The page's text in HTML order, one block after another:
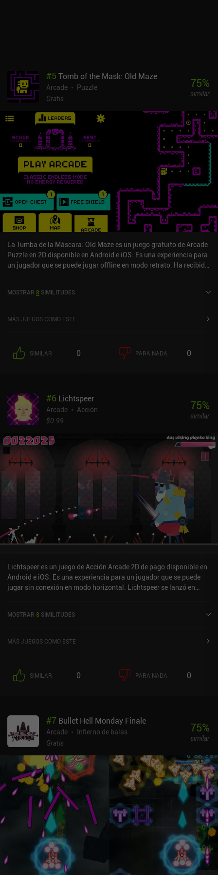
Heroes: Survivors se monetiza mediante anuncios incentivados
para conseguir oro extra, un iAP de 0,99 $ para eliminar los
anuncios y algunos otros para conseguir más oro. Por suerte, no
hay sistema de energía, ni recompensas por iniciar sesión, etc. Se
ciñe a lo básico, y lo hace bien.
#5 Tomb of the Mask: Old Maze
Arcade
Puzzle
Gratis
75%
similar
La Tumba de la Máscara: Old Maze es un juego gratuito de Arcade
Puzzle en 2D disponible en Android e iOS. Es una experiencia para
un jugador que se puede jugar offline en modo retrato. Ha recibido
valoración actual de 4,3 sobre 5,0 en Google Play y de 4,7 sobre 5,0
MOSTRAR 8 SIMILITUDES
MÁS JUEGOS COMO ESTE
SIMILAR 0 PARA NADA 0
#6 Lichtspeer
Arcade
Acción
$0.99
75%
similar
Lichtspeer es un juego de Acción Arcade 2D de pago disponible en
Android e iOS. Es una experiencia para un jugador que se puede
jugar sin conexión en modo horizontal. Lichtspeer se lanzó en
MOSTRAR 8 SIMILITUDES
MÁS JUEGOS COMO ESTE
SIMILAR 0 PARA NADA 0
#7 Bullet Hell Monday Finale
Arcade
Infierno de balas
Gratis
75%
similar